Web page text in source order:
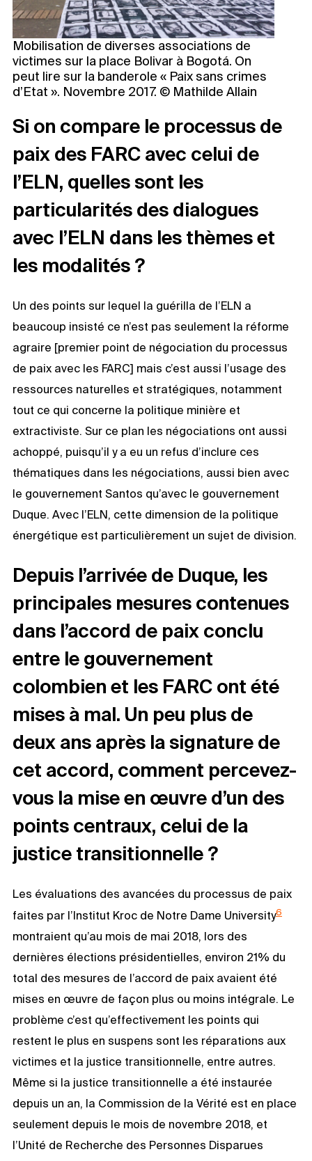
Mobilisation de diverses associations de
victimes sur la place Bolivar à Bogotá. On
peut lire sur la banderole « Paix sans crimes
d’Etat ». Novembre 2017. © Mathilde Allain
Si on compare le processus de
paix des FARC avec celui de
l’ELN, quelles sont les
particularités des dialogues
avec l’ELN dans les thèmes et
les modalités ?
Un des points sur lequel la guérilla de l’ELN a
beaucoup insisté ce n’est pas seulement la réforme
agraire [premier point de négociation du processus
de paix avec les FARC] mais c’est aussi l’usage des
ressources naturelles et stratégiques, notamment
tout ce qui concerne la politique minière et
extractiviste. Sur ce plan les négociations ont aussi
achoppé, puisqu’il y a eu un refus d’inclure ces
thématiques dans les négociations, aussi bien avec
le gouvernement Santos qu’avec le gouvernement
Duque. Avec l’ELN, cette dimension de la politique
énergétique est particulièrement un sujet de division.
Depuis l’arrivée de Duque, les
principales mesures contenues
dans l’accord de paix conclu
entre le gouvernement
colombien et les FARC ont été
mises à mal. Un peu plus de
deux ans après la signature de
cet accord, comment percevez-
vous la mise en œuvre d’un des
points centraux, celui de la
justice transitionnelle ?
Les évaluations des avancées du processus de paix
faites par l’Institut Kroc de Notre Dame University6
montraient qu’au mois de mai 2018, lors des
dernières élections présidentielles, environ 21% du
total des mesures de l’accord de paix avaient été
mises en œuvre de façon plus ou moins intégrale. Le
problème c’est qu’effectivement les points qui
restent le plus en suspens sont les réparations aux
victimes et la justice transitionnelle, entre autres.
Même si la justice transitionnelle a été instaurée
depuis un an, la Commission de la Vérité est en place
seulement depuis le mois de novembre 2018, et
l’Unité de Recherche des Personnes Disparues